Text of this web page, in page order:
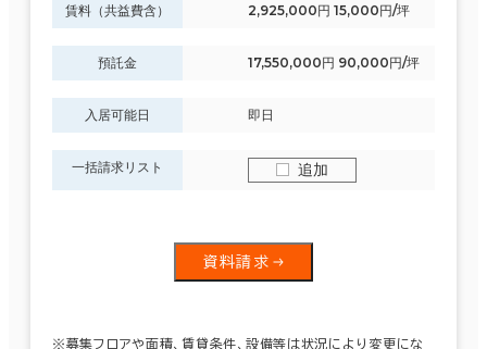
賃料（共益費含） 2,925,000円 15,000円/坪
預託金 17,550,000円 90,000円/坪
入居可能日 即日
一括請求リスト 追加
資料請求
※募集フロアや面積、賃貸条件、設備等は状況により変更にな